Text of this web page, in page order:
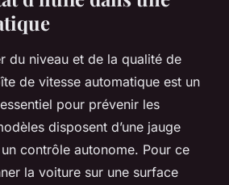
du niveau et de la qualité de
de vitesse automatique est un
pour prévenir les
disposent d’une jauge
contrôle autonome. Pour ce
la voiture sur une surface